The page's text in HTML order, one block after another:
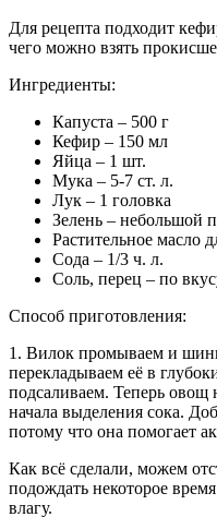
Для рецепта подходит
чего можно взять
Ингредиенты:
Капуста – 500 г
Кефир – 150 мл
Яйца – 1 шт.
Мука – 5-7 ст. л.
Лук – 1 головка
Зелень – небольшой
Растительное масло
Сода – 1/3 ч. л.
Соль, перец – по
Способ приготовления:
1. Вилок промываем и
перекладываем её в
подсаливаем. Теперь овощ
начала выделения сока.
потому что она помогает
Как всё сделали, можем
подождать некоторое
влагу.